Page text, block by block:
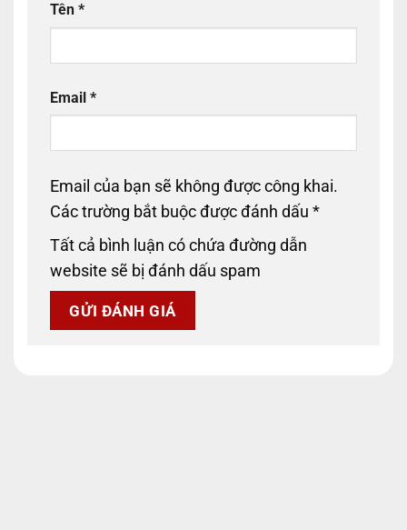
Tên *
Email *
Email của bạn sẽ không được công khai.
Các trường bắt buộc được đánh dấu *
Tất cả bình luận có chứa đường dẫn
website sẽ bị đánh dấu spam